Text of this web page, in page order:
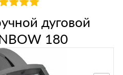
дуговой
180